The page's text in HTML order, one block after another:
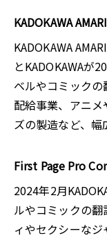
KADOKAWA
KADOKAWA
とKADOKAWAが
ベルやコミック
配給事業、アニ
ズの製造など、幅
First Page Pro
2024年2月
ルやコミックの
ィやセクシーな